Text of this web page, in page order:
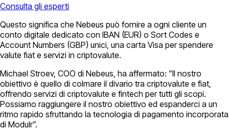
Consulta gli esperti
Questo significa che Nebeus può fornire a ogni cliente un
conto digitale dedicato con IBAN (EUR) o Sort Codes e
Account Numbers (GBP) unici, una carta Visa per spendere
valute fiat e servizi in criptovalute.
Michael Stroev, COO di Nebeus, ha affermato: “Il nostro
obiettivo è quello di colmare il divario tra criptovalute e fiat,
offrendo servizi di criptovalute e fintech per tutti gli scopi.
Possiamo raggiungere il nostro obiettivo ed espanderci a un
ritmo rapido sfruttando la tecnologia di pagamento incorporata
di Modulr”.